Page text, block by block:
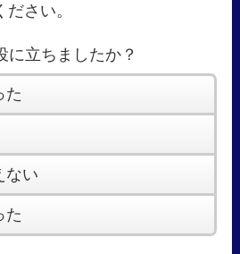
さい。
に立ちましたか？
た
ない
た